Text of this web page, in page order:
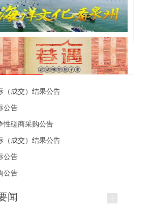
民资讯
（成交）结果公告
公告
性磋商采购公告
（成交）结果公告
公告
公告
闻